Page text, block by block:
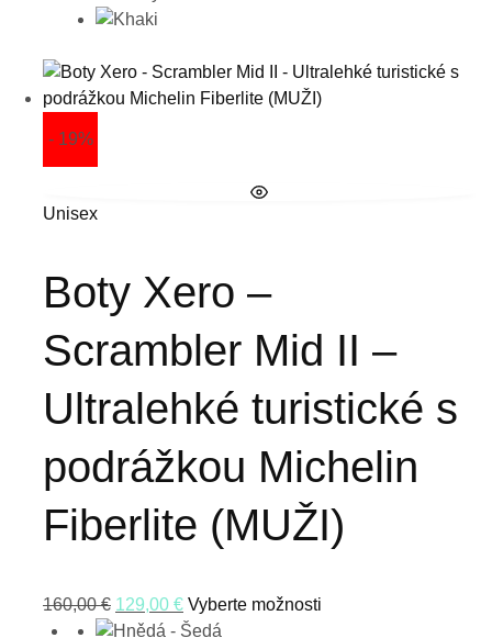
- 19%
Unisex
Boty Xero –
Scrambler Mid II –
Ultralehké turistické s
podrážkou Michelin
Fiberlite (MUŽI)
160,00€ 129,00 € Vyberte možnosti